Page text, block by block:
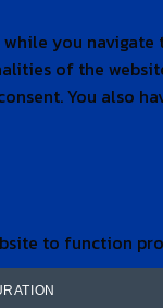
you
of the
You also
to function